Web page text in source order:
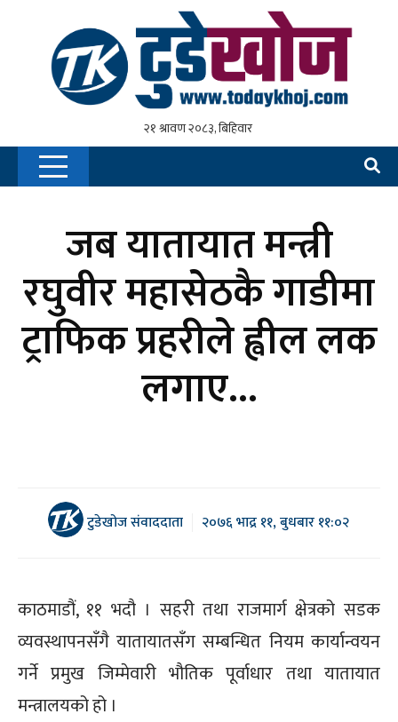
जब यातायात मन्त्री
रघुवीर महासेठकै गाडीमा
ट्राफिक प्रहरीले ह्वील लक
लगाए…
टुडेखोज संवाददाता २०७६ भाद्र ११, बुधबार ११:०२
काठमाडौं, ११ भदौ । सहरी तथा राजमार्ग क्षेत्रको सडक
व्यवस्थापनसँगै यातायातसँग सम्बन्धित नियम कार्यान्वयन
गर्ने प्रमुख जिम्मेवारी भौतिक पूर्वाधार तथा यातायात
मन्त्रालयको हो ।